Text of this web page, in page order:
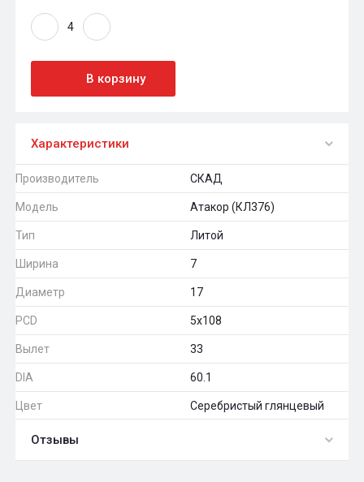
В корзину
Характеристики
Производитель СКАД
Модель Атакор (КЛ376)
Тип Литой
Ширина 7
Диаметр 17
PCD 5x108
Вылет 33
DIA 60.1
Цвет Серебристый глянцевый
Отзывы